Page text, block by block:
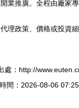
業推廣。全程由廠家專
政策、價格或投
處：http://
間：2026-08-06